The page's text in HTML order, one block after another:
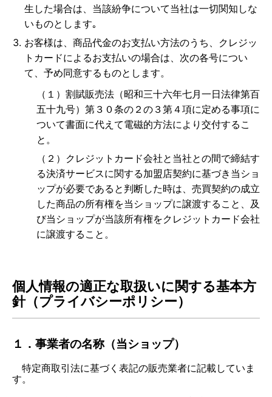
生した場合は、当該紛争について当社は一切関知しな
いものとします｡
お客様は、商品代金のお支払い方法のうち、クレジッ
トカードによるお支払いの場合は、次の各号につい
て、予め同意するものとします。
（１）割賦販売法（昭和三十六年七月一日法律第百
五十九号）第３０条の２の３第４項に定める事項に
ついて書面に代えて電磁的方法により交付するこ
と。
（２）クレジットカード会社と当社との間で締結す
る決済サービスに関する加盟店契約に基づき当ショ
ップが必要であると判断した時は、売買契約の成立
した商品の所有権を当ショップに譲渡すること、及
び当ショップが当該所有権をクレジットカード会社
に譲渡すること。
個人情報の適正な取扱いに関する基本方
針（プライバシーポリシー）
１．事業者の名称（当ショップ）
特定商取引法に基づく表記の販売業者に記載していま
す。